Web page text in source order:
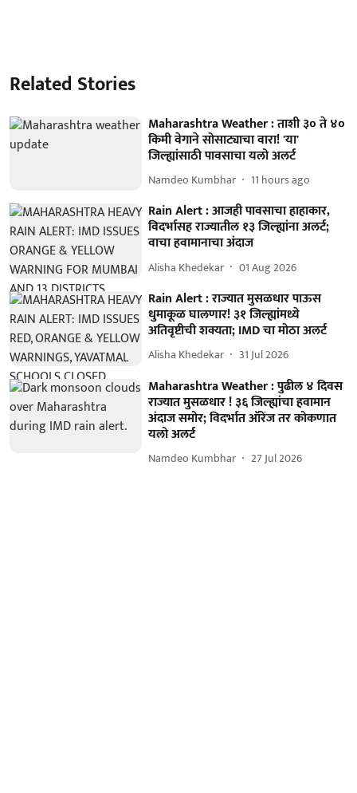
Related Stories
Maharashtra Weather : ताशी ३० ते ४०
किमी वेगाने सोसाट्याचा वारा! 'या'
जिल्ह्यांसाठी पावसाचा यलो अलर्ट
Namdeo Kumbhar 11 hours ago
Rain Alert : आजही पावसाचा हाहाकार,
विदर्भासह राज्यातील १३ जिल्ह्यांना अलर्ट;
वाचा हवामानाचा अंदाज
Alisha Khedekar 01 Aug 2026
Rain Alert : राज्यात मुसळधार पाऊस
धुमाकूळ घालणार! ३१ जिल्ह्यांमध्ये
अतिवृष्टीची शक्यता; IMD चा मोठा अलर्ट
Alisha Khedekar 31 Jul 2026
Maharashtra Weather : पुढील ४ दिवस
राज्यात मुसळधार ! ३६ जिल्ह्यांचा हवामान
अंदाज समोर; विदर्भात ऑरेंज तर कोकणात
यलो अलर्ट
Namdeo Kumbhar 27 Jul 2026